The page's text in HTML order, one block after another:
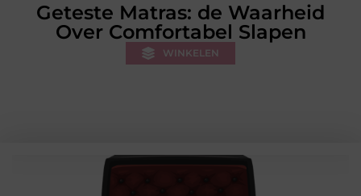
Geteste Matras: de Waarheid
Over Comfortabel Slapen
WINKELEN